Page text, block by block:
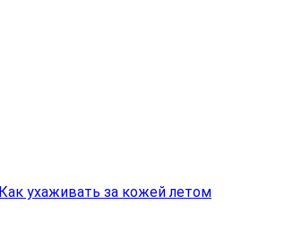
Как ухаживать за кожей летом